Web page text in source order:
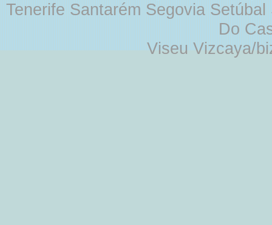
Tenerife Santarém Segovia
Do
Viseu Vizcaya/